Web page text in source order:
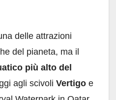
delle attrazioni
del pianeta, ma il
più alto del
agli scivoli Vertigo e